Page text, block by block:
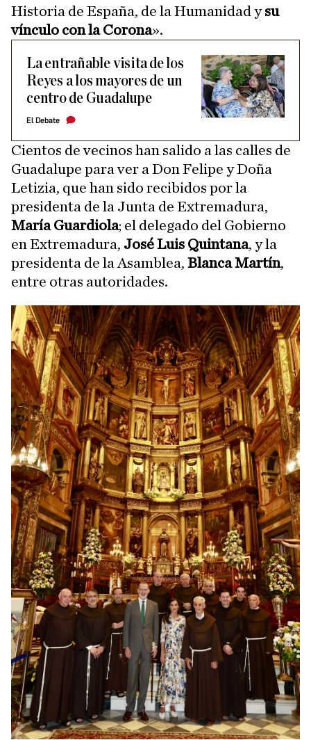
Historia de España, de la Humanidad ysu
vínculo con la Corona».
La entrañable visita de los
Reyes a los mayores de un
centro de Guadalupe
El Debate
Cientos de vecinos han salido a las calles de
Guadalupe para ver a Don Felipe y Doña
Letizia, que han sido recibidos por la
presidenta de la Junta de Extremadura,
María Guardiola; el delegado del Gobierno
en Extremadura, José Luis Quintana, y la
presidenta de la Asamblea, Blanca Martín,
entre otras autoridades.